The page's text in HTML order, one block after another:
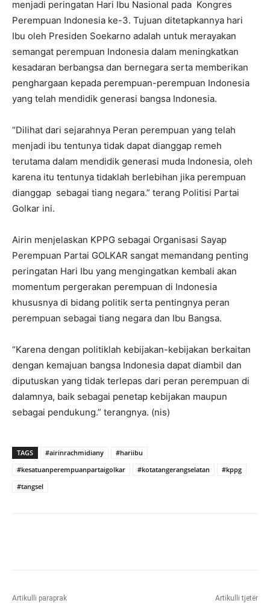
menjadi peringatan Hari Ibu Nasional pada Kongres
Perempuan Indonesia ke-3. Tujuan ditetapkannya hari
Ibu oleh Presiden Soekarno adalah untuk merayakan
semangat perempuan Indonesia dalam meningkatkan
kesadaran berbangsa dan bernegara serta memberikan
penghargaan kepada perempuan-perempuan Indonesia
yang telah mendidik generasi bangsa Indonesia.
“Dilihat dari sejarahnya Peran perempuan yang telah
menjadi ibu tentunya tidak dapat dianggap remeh
terutama dalam mendidik generasi muda Indonesia, oleh
karena itu tentunya tidaklah berlebihan jika perempuan
dianggap sebagai tiang negara.” terang Politisi Partai
Golkar ini.
Airin menjelaskan KPPG sebagai Organisasi Sayap
Perempuan Partai GOLKAR sangat memandang penting
peringatan Hari Ibu yang mengingatkan kembali akan
momentum pergerakan perempuan di Indonesia
khususnya di bidang politik serta pentingnya peran
perempuan sebagai tiang negara dan Ibu Bangsa.
“Karena dengan politiklah kebijakan-kebijakan berkaitan
dengan kemajuan bangsa Indonesia dapat diambil dan
diputuskan yang tidak terlepas dari peran perempuan di
dalamnya, baik sebagai penetap kebijakan maupun
sebagai pendukung.” terangnya. (nis)
TAGS #airinrachmidiany
#hariibu
#kesatuanperempuanpartaigolkar
#kotatangerangselatan
#kppg
#tangsel
Artikulli paraprak Artikulli tjetër